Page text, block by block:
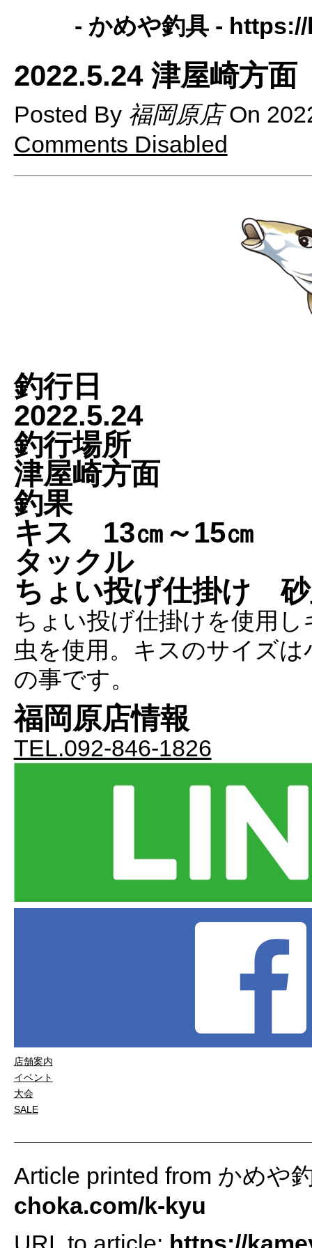
- かめや釣具 -
2022.5.24 津屋崎
Posted By 福岡原店On
Comments Disabled
釣行日
2022.5.24
釣行場所
津屋崎方面
釣果
キス 13㎝～15㎝
タックル
ちょい投げ仕掛け
ちょい投げ仕掛けを使用
虫を使用。キスのサイズ
の事です。
福岡原店情報
TEL.092-846-1826
店舗案内
イベント
大会
SALE
Article printed from かめや
choka.com/k-kyu